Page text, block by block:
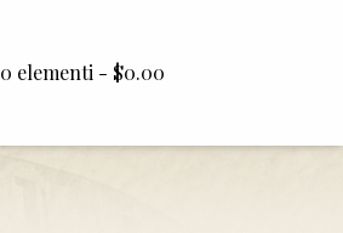
0 elementi $0.00